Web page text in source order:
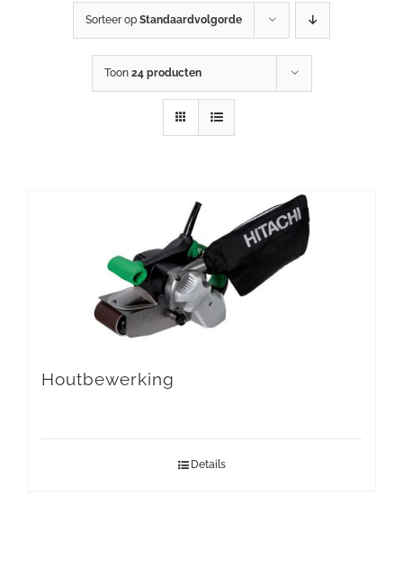
Sorteer op Standaardvolgorde
Toon 24 producten
Houtbewerking
Details